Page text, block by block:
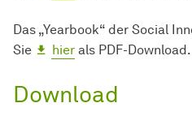
Das „Yearbook“ der Social
Sie
hier als PDF-Download.
Download